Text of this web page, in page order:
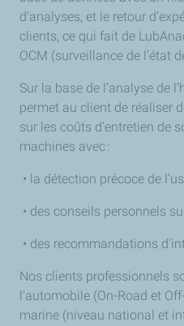
d’analyses, et le retour
clients, ce qui fait de
OCM (surveillance de l’état
Sur la base de l’analyse de
permet au client de réaliser
sur les coûts d’entretien de
machines avec :
• la détection précoce de
• des conseils personnels
• des recommandations
Nos clients professionnels
l’automobile (On-Road et
marine (niveau national et